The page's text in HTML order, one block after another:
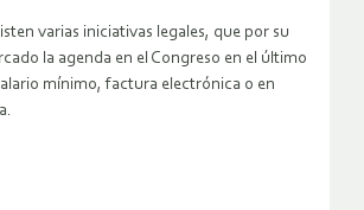
varias iniciativas legales, que por su
la agenda en el Congreso en el último
mínimo, factura electrónica o en